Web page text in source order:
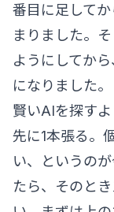
番目に足して
まりました。
ようにしてか
になりました。
賢いAIを探す
先に1本張る。
い、というの
たら、そのとき